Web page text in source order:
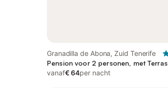
Granadilla de Abona, Zuid Tenerife
Pension voor 2 personen, met Terras
vanaf€ 64per nacht